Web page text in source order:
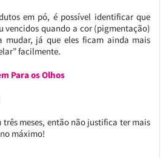
em pó, é possível identificar que
vencidos quando a cor (pigmentação)
mudar, já que eles ficam ainda mais
facilmente.
Para os Olhos
três meses, então não justifica ter mais
máximo!